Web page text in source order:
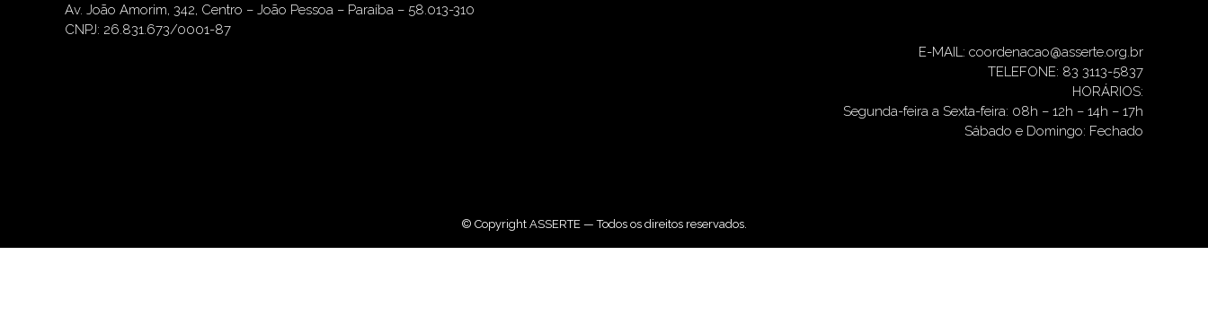
Av. João Amorim, 342, Centro – João Pessoa – Paraíba – 58.013-310
CNPJ: 26.831.673/0001-87
E-MAIL: coordenacao@asserte.org.br
TELEFONE: 83 3113-5837
HORÁRIOS:
Segunda-feira a Sexta-feira: 08h – 12h – 14h – 17h
Sábado e Domingo: Fechado
© Copyright ASSERTE — Todos os direitos reservados.